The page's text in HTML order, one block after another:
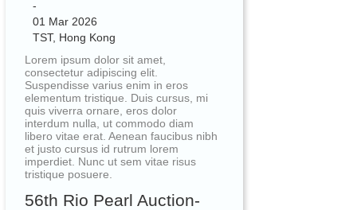
-
01 Mar 2026
TST, Hong Kong
Lorem ipsum dolor sit amet,
consectetur adipiscing elit.
Suspendisse varius enim in eros
elementum tristique. Duis cursus, mi
quis viverra ornare, eros dolor
interdum nulla, ut commodo diam
libero vitae erat. Aenean faucibus nibh
et justo cursus id rutrum lorem
imperdiet. Nunc ut sem vitae risus
tristique posuere.
56th Rio Pearl Auction-